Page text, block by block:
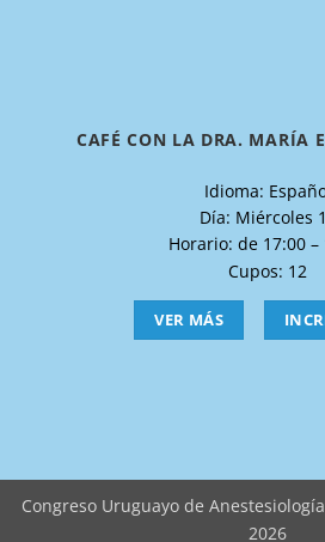
CAFÉ CON LA DRA. MARÍA
Idioma:
Día: Miércoles
Horario: de 17:00 –
Cupos: 12
VER MÁS
Congreso Uruguayo de
2026